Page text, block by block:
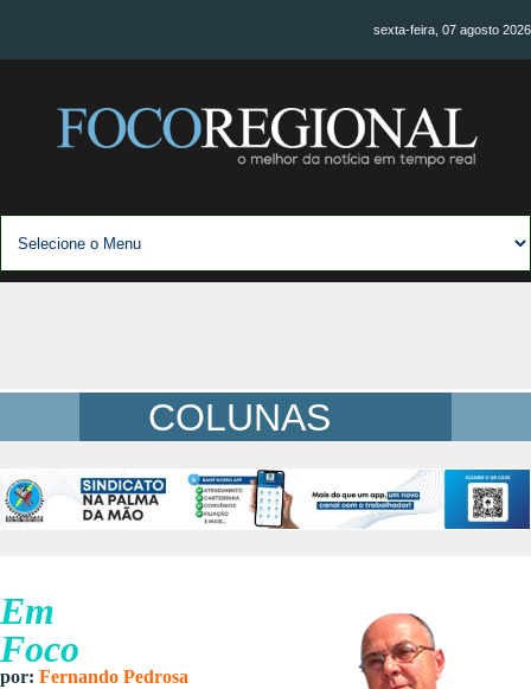
sexta-feira, 07 agosto 2026
COLUNAS
Em
Foco
por: Fernando Pedrosa